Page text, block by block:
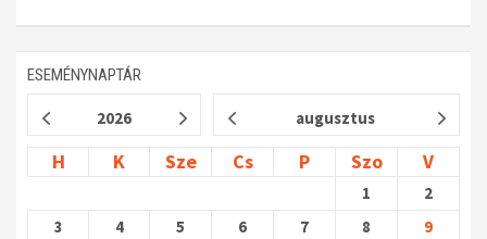
ESEMÉNYNAPTÁR
2026 augusztus
H K Sze Cs P Szo V
1
2
3
4 5 6 7 8
9